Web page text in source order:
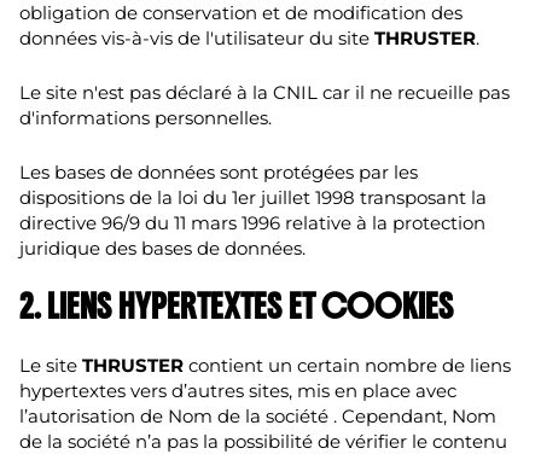
obligation de conservation et de modification des
données vis-à-vis de l'utilisateur du site THRUSTER.
Le site n'est pas déclaré à la CNIL car il ne recueille pas
d'informations personnelles.
Les bases de données sont protégées par les
dispositions de la loi du 1er juillet 1998 transposant la
directive 96/9 du 11 mars 1996 relative à la protection
juridique des bases de données.
2. LIENS HYPERTEXTES ET COOKIES
Le site THRUSTER contient un certain nombre de liens
hypertextes vers d’autres sites, mis en place avec
l’autorisation de Nom de la société . Cependant, Nom
de la société n’a pas la possibilité de vérifier le contenu